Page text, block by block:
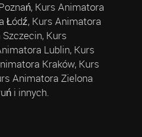
Kurs Animatora
Łódź, Kurs Animatora
Kurs
Lublin, Kurs
Kraków, Kurs
Animatora Zielona
i innych.